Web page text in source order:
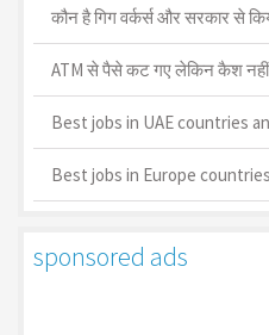
कौन है गिग वर्कर्स और सरकार से
ATM से पैसे कट गए लेकिन कैश नहीं
Best jobs in UAE countries
Best jobs in Europe
sponsored ads